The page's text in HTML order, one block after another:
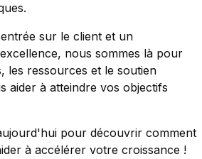
sur le client et un
nous sommes là pour
les ressources et le soutien
aider à atteindre vos objectifs
pour découvrir comment
à accélérer votre croissance !